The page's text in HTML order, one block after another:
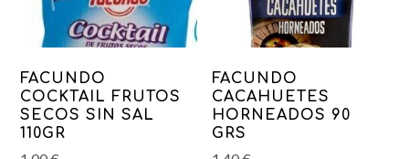
FACUNDO
COCKTAIL FRUTOS
SECOS SIN SAL
110GR
FACUNDO
CACAHUETES
HORNEADOS 90
GRS